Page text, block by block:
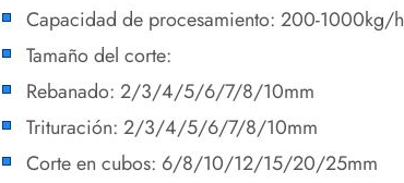
Capacidad de procesamiento: 200-1000kg/h
Tamaño del corte:
Rebanado: 2/3/4/5/6/7/8/10mm
Trituración: 2/3/4/5/6/7/8/10mm
Corte en cubos: 6/8/10/12/15/20/25mm